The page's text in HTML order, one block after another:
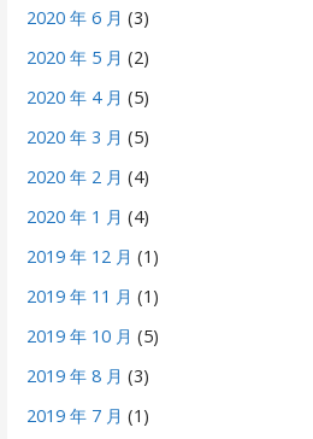
2020 年 6 月 (3)
2020 年 5 月 (2)
2020 年 4 月 (5)
2020 年 3 月 (5)
2020 年 2 月 (4)
2020 年 1 月 (4)
2019 年 12 月 (1)
2019 年 11 月 (1)
2019 年 10 月 (5)
2019 年 8 月 (3)
2019 年 7 月 (1)